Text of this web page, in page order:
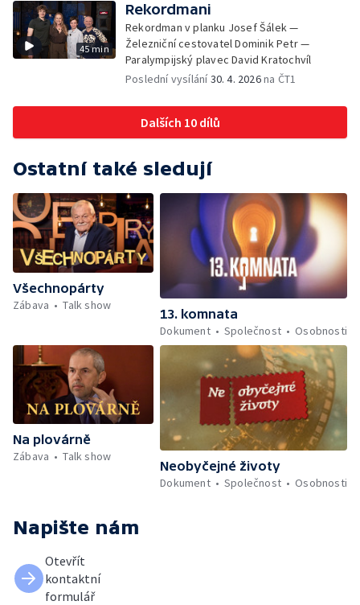
45 min
Rekordmani
Rekordman v planku Josef Šálek —
Železniční cestovatel Dominik Petr —
Paralympijský plavec David Kratochvíl
Poslední vysílání30. 4. 2026na ČT1
Dalších 10 dílů
Ostatní také sledují
Všechnopárty
Zábava
Talk show
13. komnata
Dokument
Společnost Osobnosti
Na plovárně
Zábava
Talk show
Neobyčejné životy
Dokument
Společnost Osobnosti
Napište nám
Otevřít
kontaktní
formulář